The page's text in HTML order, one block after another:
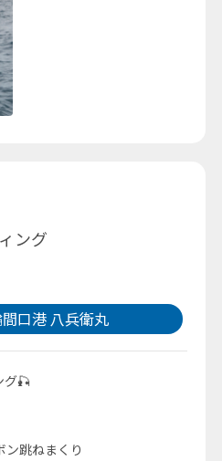
ング
口港 八兵衛丸
グ🎣
跳ねまくり